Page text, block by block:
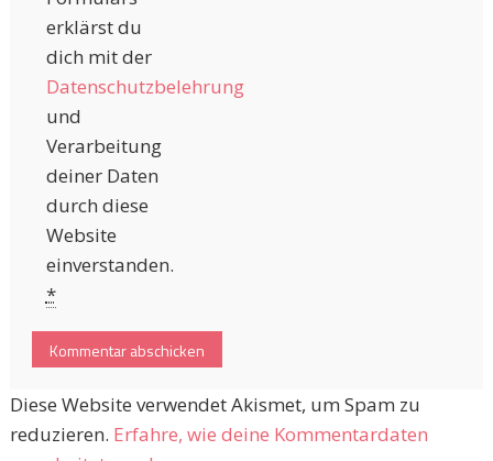
erklärst du
dich mit der
Datenschutzbelehrung
und
Verarbeitung
deiner Daten
durch diese
Website
einverstanden.
*
Diese Website verwendet Akismet, um Spam zu
reduzieren. Erfahre, wie deine Kommentardaten